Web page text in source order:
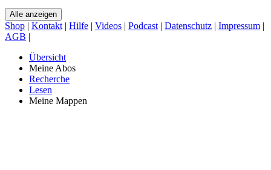
Alle anzeigen
Shop | Kontakt | Hilfe | Videos | Podcast | Datenschutz | Impressum |
AGB |
Übersicht
Meine Abos
Recherche
Lesen
Meine Mappen